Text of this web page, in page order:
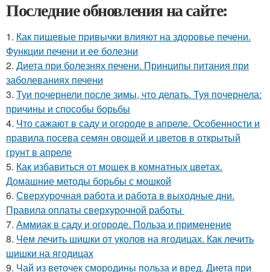
Последние обновления на сайте:
1. Как пищевые привычки влияют на здоровье печени.
Функции печени и ее болезни
2. Диета при болезнях печени. Принципы питания при
заболеваниях печени
3. Туи почернели после зимы, что делать. Туя почернела:
причины и способы борьбы
4. Что сажают в саду и огороде в апреле. Особенности и
правила посева семян овощей и цветов в открытый
грунт в апреле
5. Как избавиться от мошек в комнатных цветах.
Домашние методы борьбы с мошкой
6. Сверхурочная работа и работа в выходные дни.
Правила оплаты сверхурочной работы
7. Аммиак в саду и огороде. Польза и применение
8. Чем лечить шишки от уколов на ягодицах. Как лечить
шишки на ягодицах
9. Чай из веточек смородины польза и вред. Диета при